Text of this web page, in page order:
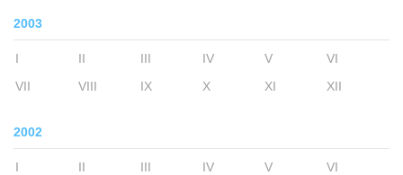
2003
I II III IV V
VI
VII
VIII IX X XI XII
2002
I II III IV V
VI